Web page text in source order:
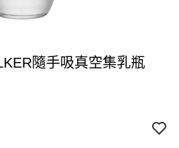
隨手吸真空集乳瓶